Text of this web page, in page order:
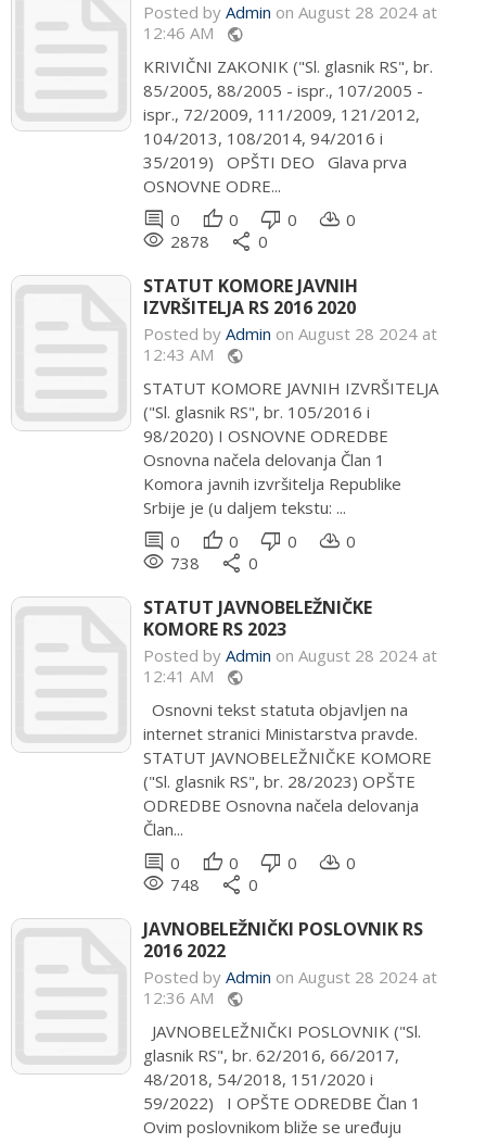
Posted by Admin on August 28 2024 at
12:46 AM public
KRIVIČNI ZAKONIK ("Sl. glasnik RS", br.
85/2005, 88/2005 - ispr., 107/2005 -
ispr., 72/2009, 111/2009, 121/2012,
104/2013, 108/2014, 94/2016 i
35/2019) OPŠTI DEO Glava prva
OSNOVNE ODRE...
comment 0 thumb_up 0 thumb_down 0 cloud_download 0
remove_red_eye 2878 share 0
STATUT KOMORE JAVNIH
IZVRŠITELJA RS 2016 2020
Posted by Admin on August 28 2024 at
12:43 AM public
STATUT KOMORE JAVNIH IZVRŠITELJA
("Sl. glasnik RS", br. 105/2016 i
98/2020) I OSNOVNE ODREDBE
Osnovna načela delovanja Član 1
Komora javnih izvršitelja Republike
Srbije je (u daljem tekstu: ...
comment 0 thumb_up 0 thumb_down 0 cloud_download 0
remove_red_eye 738 share 0
STATUT JAVNOBELEŽNIČKE
KOMORE RS 2023
Posted by Admin on August 28 2024 at
12:41 AM public
Osnovni tekst statuta objavljen na
internet stranici Ministarstva pravde.
STATUT JAVNOBELEŽNIČKE KOMORE
("Sl. glasnik RS", br. 28/2023) OPŠTE
ODREDBE Osnovna načela delovanja
Član...
comment 0 thumb_up 0 thumb_down 0 cloud_download 0
remove_red_eye 748 share 0
JAVNOBELEŽNIČKI POSLOVNIK RS
2016 2022
Posted by Admin on August 28 2024 at
12:36 AM public
JAVNOBELEŽNIČKI POSLOVNIK ("Sl.
glasnik RS", br. 62/2016, 66/2017,
48/2018, 54/2018, 151/2020 i
59/2022) I OPŠTE ODREDBE Član 1
Ovim poslovnikom bliže se uređuju